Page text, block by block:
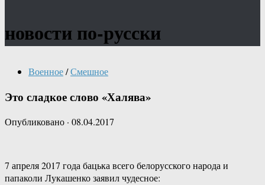
новости по-русски
Военное/Смешное
Это сладкое слово «Халява»
Опубликовано · 08.04.2017
7 апреля 2017 года бацька всего белорусского народа и
папаколи Лукашенко заявил чудесное: